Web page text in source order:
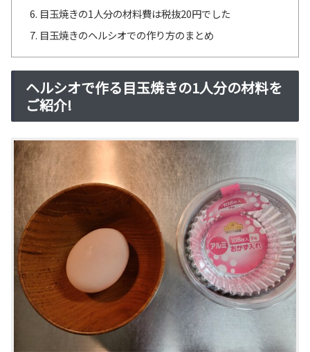
目玉焼きの1人分の材料費は税抜20円でした
目玉焼きのヘルシオでの作り方のまとめ
ヘルシオで作る目玉焼きの1人分の材料を
ご紹介!